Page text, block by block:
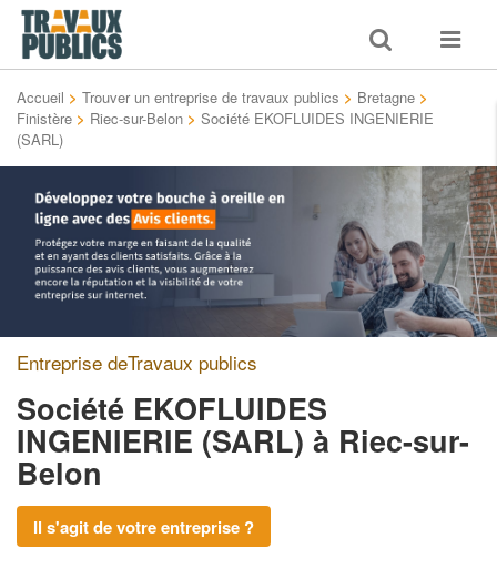
Toggle
search
Toggle
Accueil > Trouver un entreprise de travaux publics > Bretagne >
Finistère > Riec-sur-Belon > Société EKOFLUIDES INGENIERIE
(SARL)
Entreprise deTravaux publics
Société EKOFLUIDES
INGENIERIE (SARL) à Riec-sur-
Belon
Il s'agit de votre entreprise ?